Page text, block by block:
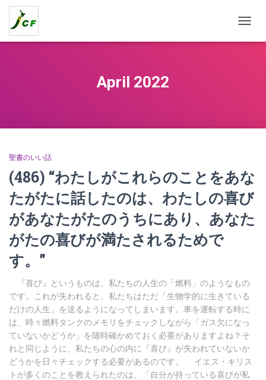
April 2022
聖書のいい話
(486) “わたしがこれらのことをあな
たがたに話したのは、わたしの喜び
があなたがたのうちにあり、あなた
がたの喜びが満たされるためで
す。”
『喜び』というものは、私たちの人生の「燃料」のようなもの
です。これが失われると、私たちはただ「生物学的に生きている
だけの人生」を送るようになってしまいます。車を運転する時に
は、時々燃料タンクのメモリをチェックしながら「ガス欠になっ
ていないかどうか」を随時確かめておく必要がありますよね？そ
れと同じように、私たちの心の内に『喜び』が失われていないか
どうかを日々チェックする必要があるのです。 イエス・キリス
トが多くのことを教えられたのは、「自分が持っている喜びが私